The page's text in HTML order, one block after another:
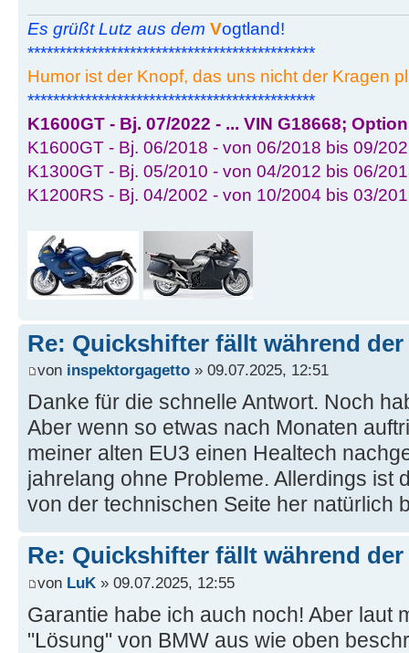
Es grüßt Lutz aus dem Vogtland!
*********************************************
Humor ist der Knopf, das uns nicht der Kragen
*********************************************
K1600GT - Bj. 07/2022 - ... VIN G18668;
K1600GT - Bj. 06/2018 - von 06/2018 bis 09/
K1300GT - Bj. 05/2010 - von 04/2012 bis 06/
K1200RS - Bj. 04/2002 - von 10/2004 bis 03/
Re: Quickshifter fällt während
von inspektorgagetto » 09.07.2025, 12:51
Danke für die schnelle Antwort. Noch
Aber wenn so etwas nach Monaten
meiner alten EU3 einen Healtech
jahrelang ohne Probleme. Allerdings ist
von der technischen Seite her natürlich
Re: Quickshifter fällt während
von LuK » 09.07.2025, 12:55
Garantie habe ich auch noch! Aber laut
"Lösung" von BMW aus wie oben